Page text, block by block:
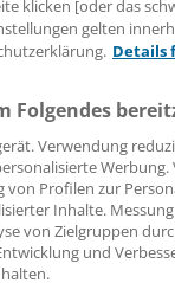
(NKG) mehr
Krankenhäuser
die
klicken [oder das
gelten
Details
Folgendes
Verwendung
von Profilen zur
Inhalte.
von Zielgruppen
und